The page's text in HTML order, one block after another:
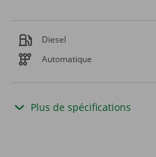
Diesel
Automatique
Plus de spécifications